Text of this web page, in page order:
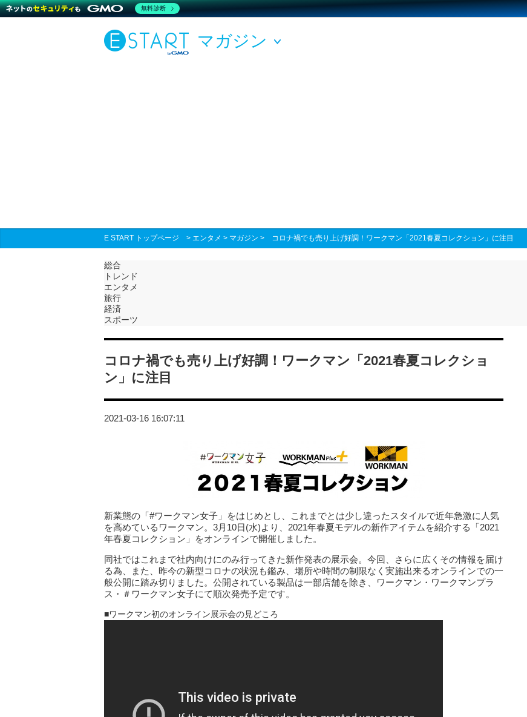
マガジン
E START トップページ > エンタメ > マガジン > コロナ禍でも売り上げ好調！ワークマン「2021春夏コレクション」に注目
総合
トレンド
エンタメ
旅行
経済
スポーツ
コロナ禍でも売り上げ好調！ワークマン「2021春夏コレクショ
ン」に注目
2021-03-16 16:07:11
新業態の「#ワークマン女子」をはじめとし、これまでとは少し違ったスタイルで近年急激に人気
を高めているワークマン。3月10日(水)より、2021年春夏モデルの新作アイテムを紹介する「2021
年春夏コレクション」をオンラインで開催しました。
同社ではこれまで社内向けにのみ行ってきた新作発表の展示会。今回、さらに広くその情報を届け
る為、また、昨今の新型コロナの状況も鑑み、場所や時間の制限なく実施出来るオンラインでの一
般公開に踏み切りました。公開されている製品は一部店舗を除き、ワークマン・ワークマンプラ
ス・＃ワークマン女子にて順次発売予定です。
■ワークマン初のオンライン展示会の見どころ
無料診断